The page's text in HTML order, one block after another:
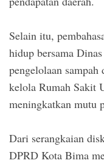
Selain itu,
hidup bersama
pengelolaan sampah
kelola Rumah Sakit
meningkatkan mutu
Dari serangkaian
DPRD Kota Bima